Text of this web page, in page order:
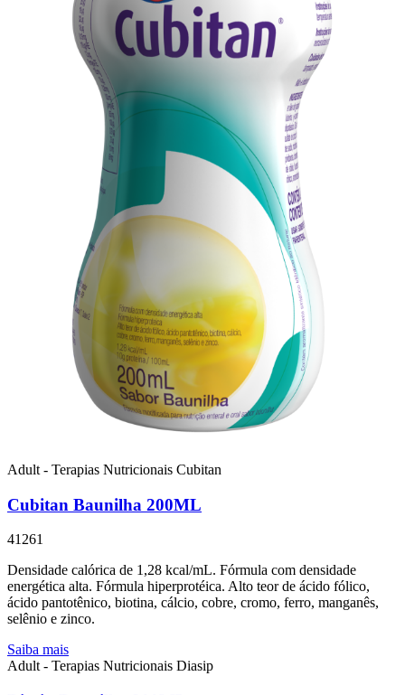
Adult - Terapias Nutricionais Cubitan
Cubitan Baunilha 200ML
41261
Densidade calórica de 1,28 kcal/mL. Fórmula com densidade
energética alta. Fórmula hiperprotéica. Alto teor de ácido fólico,
ácido pantotênico, biotina, cálcio, cobre, cromo, ferro, manganês,
selênio e zinco.
Saiba mais
Adult - Terapias Nutricionais Diasip